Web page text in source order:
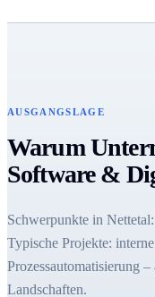
AUSGANGSLAGE
Warum
Software &
Schwerpunkte in
Typische Projekte:
Prozessautomatisierung
Landschaften.